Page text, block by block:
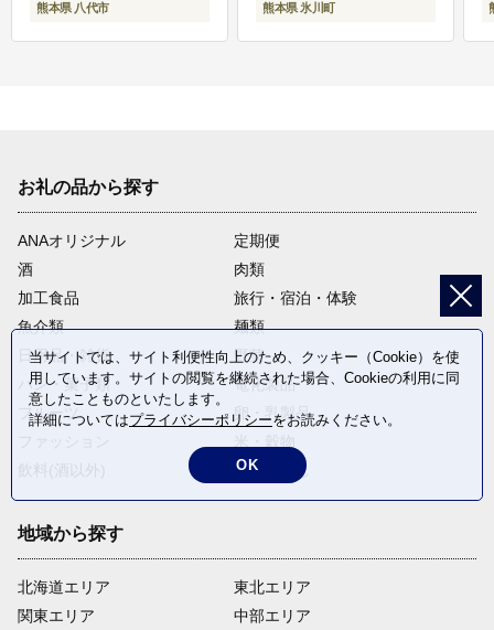
熊本県 八代市 熊本県 氷川町
お礼の品から探す
ANAオリジナル
定期便
酒
肉類
加工食品
旅行・宿泊・体験
魚介類
麺類
日用品・雑貨
野菜
パン・菓子類
電化製品
フルーツ
卵・乳製品
返礼品なし
地域から探す
北海道エリア
関東エリア
東北エリア
中部エリア
当サイトでは、サイト利便性向上のため、クッキー（Cookie）を使
用しています。サイトの閲覧を継続された場合、Cookieの利用に同
意したことものといたします。
詳細についてはプライバシーポリシーをお読みください。
OK